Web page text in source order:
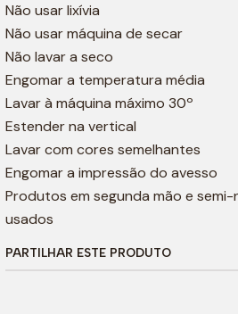
Não usar lixívia
Não usar máquina de secar
Não lavar a seco
Engomar a temperatura média
Lavar à máquina máximo 30º
Estender na vertical
Lavar com cores semelhantes
Engomar a impressão do avesso
Produtos em segunda mão e
usados
PARTILHAR ESTE PRODUTO